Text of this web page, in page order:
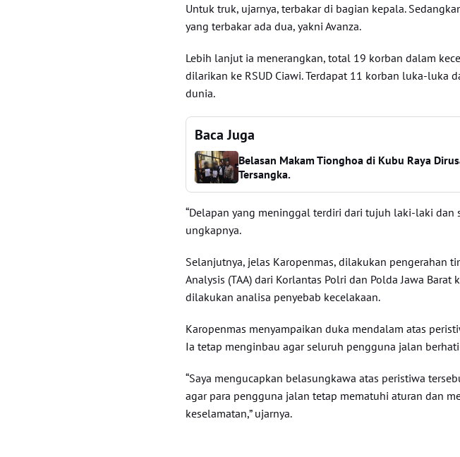
Untuk truk, ujarnya, terbakar di bagian kepala.
yang terbakar ada dua, yakni Avanza.
Lebih lanjut ia menerangkan, total 19 korban dalam
dilarikan ke RSUD Ciawi. Terdapat 11 korban luka-luka
dunia.
Baca Juga
Belasan Makam Tionghoa di Kubu Raya
Tersangka.
“Delapan yang meninggal terdiri dari tujuh laki-laki dan
ungkapnya.
Selanjutnya, jelas Karopenmas, dilakukan pengerahan
Analysis (TAA) dari Korlantas Polri dan Polda Jawa Barat
dilakukan analisa penyebab kecelakaan.
Karopenmas menyampaikan duka mendalam atas
Ia tetap menginbau agar seluruh pengguna jalan
“Saya mengucapkan belasungkawa atas peristiwa
agar para pengguna jalan tetap mematuhi aturan dan
keselamatan,” ujarnya.